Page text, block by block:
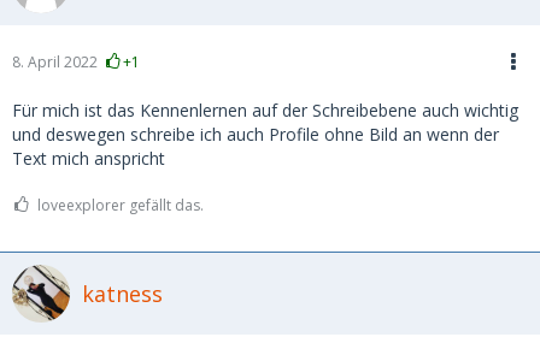
8. April 2022 +1
Für mich ist das Kennenlernen auf der Schreibebene auch wichtig
und deswegen schreibe ich auch Profile ohne Bild an wenn der
Text mich anspricht
loveexplorer gefällt das.
katness